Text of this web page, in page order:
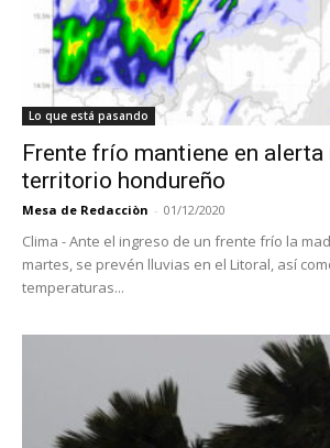
Lo que está pasando
Frente frío mantiene en alerta
territorio hondureño
Mesa de Redacciòn - 01/12/2020
Clima - Ante el ingreso de un frente frío la
martes, se prevén lluvias en el Litoral, así
temperaturas...